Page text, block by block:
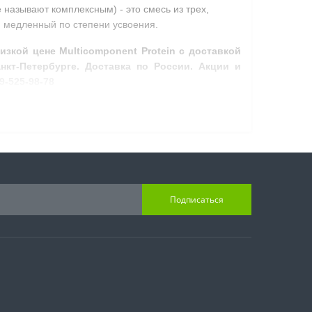
комплексным) - это смесь из трех,
по степени усвоения.
цене Multicomponent Protein с доставкой
Петербурге. Доставка по России. Акции и
Подписаться